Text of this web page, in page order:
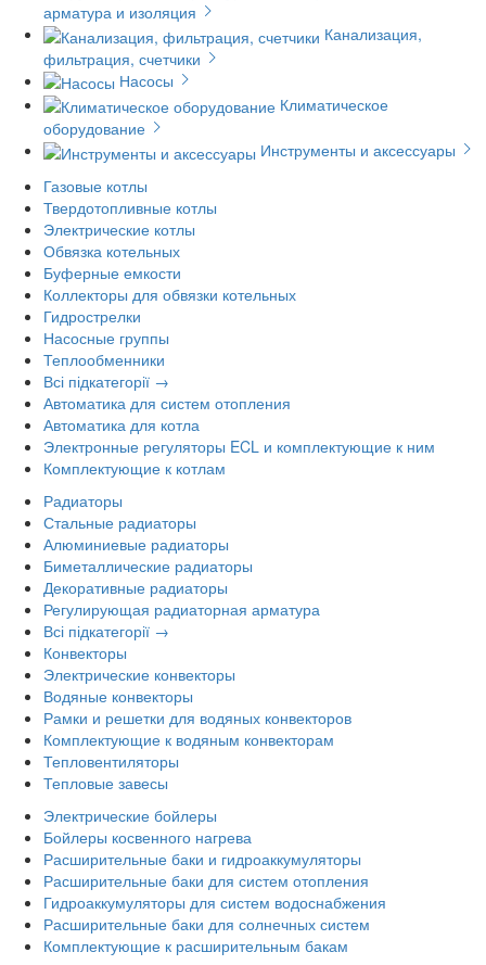
арматура и изоляция
Канализация,
фильтрация, счетчики
Насосы
Климатическое
оборудование
Инструменты и аксессуары
Газовые котлы
Твердотопливные котлы
Электрические котлы
Обвязка котельных
Буферные емкости
Коллекторы для обвязки котельных
Гидрострелки
Насосные группы
Теплообменники
Всі підкатегорії →
Автоматика для систем отопления
Автоматика для котла
Электронные регуляторы ECL и комплектующие к ним
Комплектующие к котлам
Радиаторы
Стальные радиаторы
Алюминиевые радиаторы
Биметаллические радиаторы
Декоративные радиаторы
Регулирующая радиаторная арматура
Всі підкатегорії →
Конвекторы
Электрические конвекторы
Водяные конвекторы
Рамки и решетки для водяных конвекторов
Комплектующие к водяным конвекторам
Тепловентиляторы
Тепловые завесы
Электрические бойлеры
Бойлеры косвенного нагрева
Расширительные баки и гидроаккумуляторы
Расширительные баки для систем отопления
Гидроаккумуляторы для систем водоснабжения
Расширительные баки для солнечных систем
Комплектующие к расширительным бакам